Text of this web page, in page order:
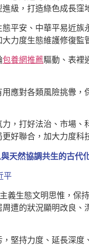
級，打造綠色成長窪
平安、中華平易近
力度生態維護修復監
包養網推薦驅動、表裡
應對各類風險挑釁
，打好法治、市場、
好聯合，加大力度科
天然協調共生的古代
平
義生態文明思惟，保
遭的狀況顯明改良
堅持力度、延長深